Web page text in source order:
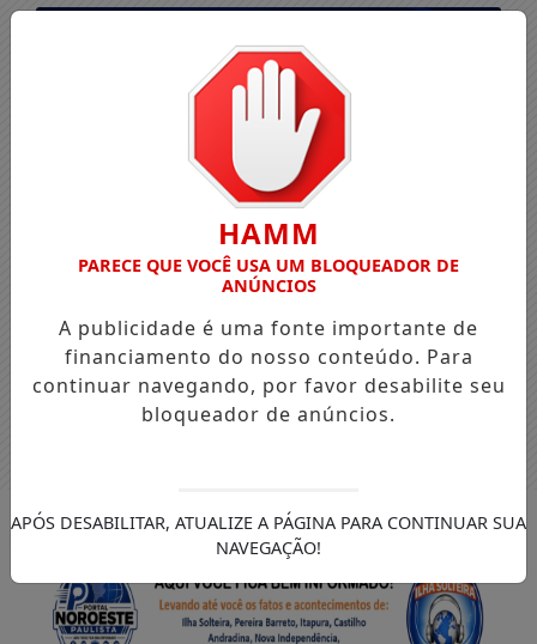
Entrar
HAMM
PARECE QUE VOCÊ USA UM BLOQUEADOR DE
ANÚNCIOS
A publicidade é uma fonte importante de
financiamento do nosso conteúdo. Para
continuar navegando, por favor desabilite seu
bloqueador de anúncios.
APÓS DESABILITAR, ATUALIZE A PÁGINA PARA CONTINUAR SUA
NAVEGAÇÃO!